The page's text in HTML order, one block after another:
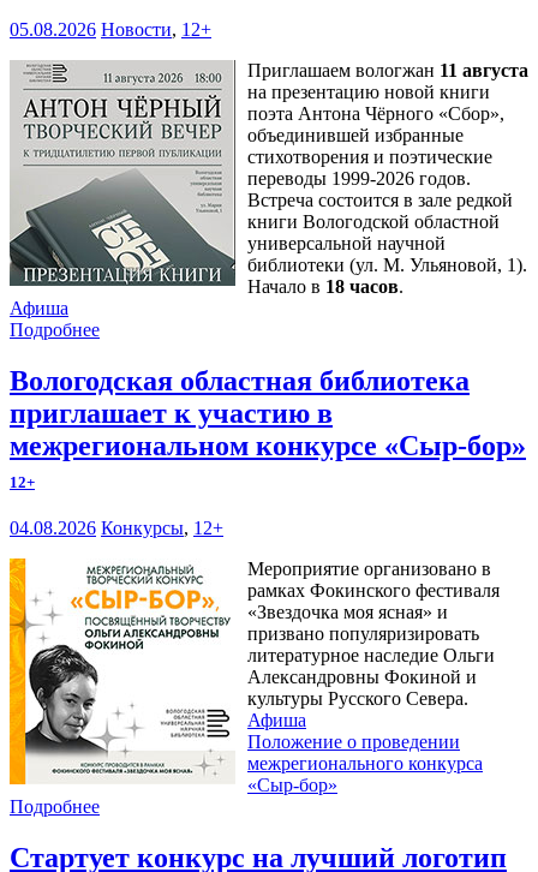
05.08.2026 Новости, 12+
Приглашаем вологжан 11 августа
на презентацию новой книги
поэта Антона Чёрного «Сбор»,
объединившей избранные
стихотворения и поэтические
переводы 1999-2026 годов.
Встреча состоится в зале редкой
книги Вологодской областной
универсальной научной
библиотеки (ул. М. Ульяновой, 1).
Начало в 18 часов.
Афиша
Подробнее
Вологодская областная библиотека
приглашает к участию в
межрегиональном конкурсе «Сыр-бор»
12+
04.08.2026 Конкурсы, 12+
Мероприятие организовано в
рамках Фокинского фестиваля
«Звездочка моя ясная» и
призвано популяризировать
литературное наследие Ольги
Александровны Фокиной и
культуры Русского Севера.
Афиша
Положение о проведении
межрегионального конкурса
«Сыр-бор»
Подробнее
Стартует конкурс на лучший логотип